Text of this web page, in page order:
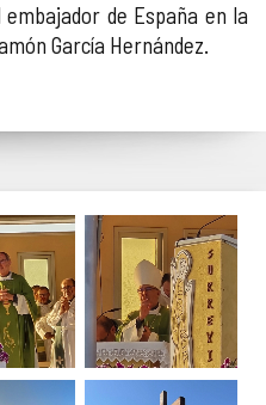
de España en la
García Hernández.